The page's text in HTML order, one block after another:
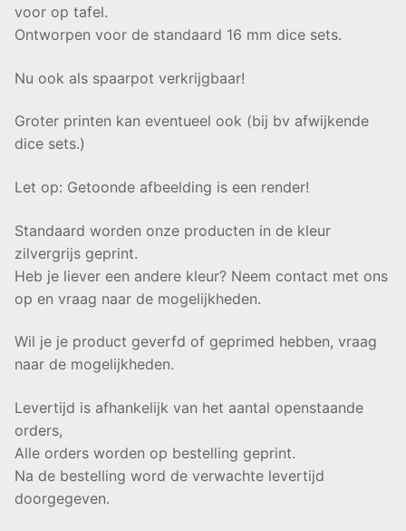
voor op tafel.
Ontworpen voor de standaard 16 mm dice sets.
Nu ook als spaarpot verkrijgbaar!
Groter printen kan eventueel ook (bij bv afwijkende
dice sets.)
Let op: Getoonde afbeelding is een render!
Standaard worden onze producten in de kleur
zilvergrijs geprint.
Heb je liever een andere kleur? Neem contact met ons
op en vraag naar de mogelijkheden.
Wil je je product geverfd of geprimed hebben, vraag
naar de mogelijkheden.
Levertijd is afhankelijk van het aantal openstaande
orders,
Alle orders worden op bestelling geprint.
Na de bestelling word de verwachte levertijd
doorgegeven.